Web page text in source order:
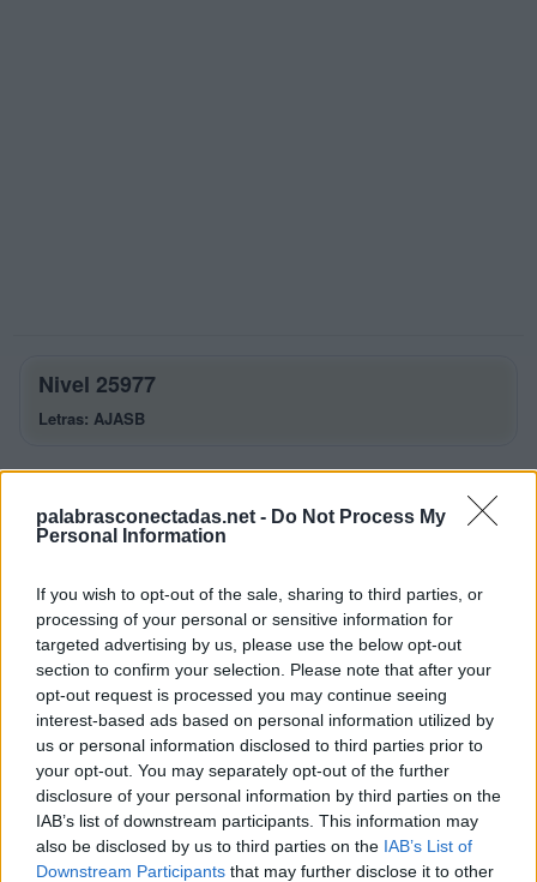
palabrasconectadas.net - Do Not Process My
Personal Information
If you wish to opt-out of the sale, sharing to third parties, or
processing of your personal or sensitive information for
targeted advertising by us, please use the below opt-out
section to confirm your selection. Please note that after your
opt-out request is processed you may continue seeing
interest-based ads based on personal information utilized by
us or personal information disclosed to third parties prior to
your opt-out. You may separately opt-out of the further
disclosure of your personal information by third parties on the
IAB’s list of downstream participants. This information may
also be disclosed by us to third parties on the IAB’s List of
Downstream Participants that may further disclose it to other
Nivel 25977
Letras: AJASB
Palabras Conectadas Nivel 25977
respuestas
La respuesta a este rompecabezas es:
A
J
A
A
S
A
B
A J
A
B
A S
A
B
A J A
S
Palabras extra:
S
A J A